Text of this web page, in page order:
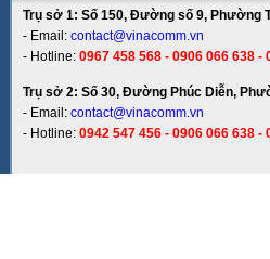
Trụ sở 1: Số 150, Đường số 9, Phường
- Email: contact@vinacomm.vn
- Hotline: 0967 458 568 - 0906 066 638 -
Trụ sở 2: Số 30, Đường Phúc Diễn,
- Email: contact@vinacomm.vn
- Hotline: 0942 547 456 - 0906 066 638 -